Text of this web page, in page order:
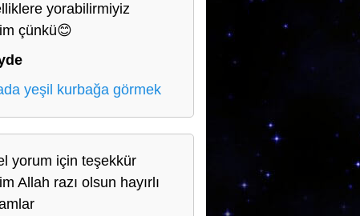
yorabilirmiyiz
çünkü😊
yeşil kurbağa görmek
yorum için teşekkür
Allah razı olsun hayırlı